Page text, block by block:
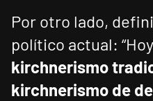
Por otro lado,
político actual:
kirchnerismo
kirchnerismo de